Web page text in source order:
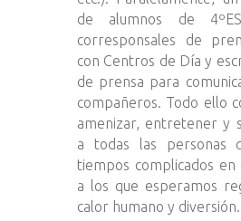
de alumnos de
corresponsales de
con Centros de Día y
de prensa para
compañeros. Todo ello
amenizar, entretener y
a todas las personas
tiempos complicados en
a los que esperamos
calor humano y diversión.